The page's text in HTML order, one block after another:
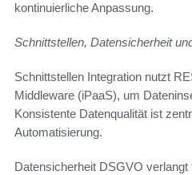
kontinuierliche Anpassung.
Schnittstellen, Datensicherheit
Schnittstellen Integration nutzt
Middleware (iPaaS), um
Konsistente Datenqualität ist
Automatisierung.
Datensicherheit DSGVO